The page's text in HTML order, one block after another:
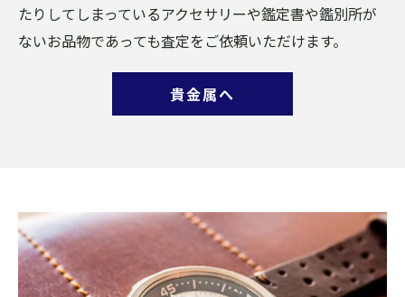
たりしてしまっているアクセサリーや鑑定書や鑑別所が
ないお品物であっても査定をご依頼いただけます。
貴金属へ